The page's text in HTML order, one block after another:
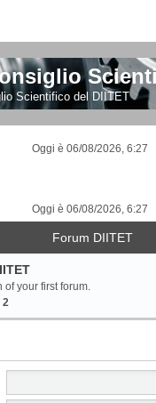
Scientifico del DIITET
Oggi è 06/08/2026, 6:27
Oggi è 06/08/2026, 6:27
Forum DIITET
of your first forum.
2